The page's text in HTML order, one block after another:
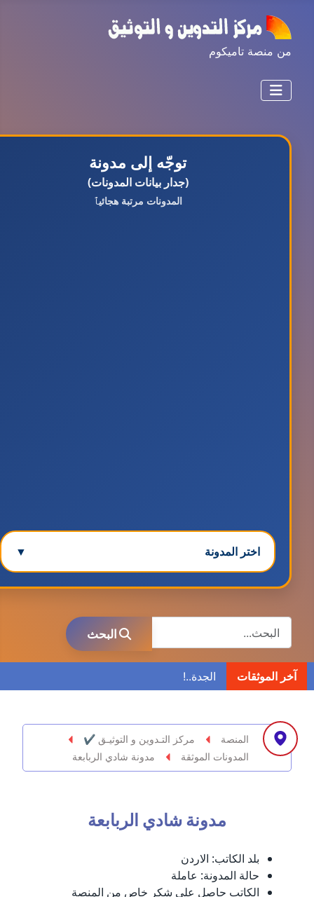
من منصة تاميكوم
توجّه إلى مدونة
(جدار بيانات المدونات)
المدونات مرتبة هجائيٱ
اختر المدونة ▼
مدونة ابراهيم البراعم
عاملة
عاملة
مدونة احمد ابراهيم
مدونة أحمد أبو الدهب
مدونة احمد البحيري
عاملة
البحث
البحث
آخر الموثقات
المنصة
مركز التـدوين و التوثيـق ✔
المدونات الموثقة
مدونة شادي الربابعة
مدونة شادي الربابعة
بلد الكاتب: الاردن
حالة المدونة: عاملة
الكاتب حاصل علي شكر خاص من المنصة